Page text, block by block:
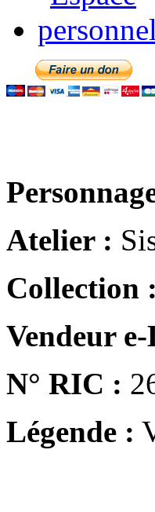
Atelier :
Collection :
Vendeur
N° RIC :
Légende :